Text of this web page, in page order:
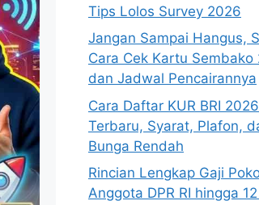
Tips Lolos Survey 2026
Jangan Sampai Hangus,
Cara Cek Kartu Sembako
dan Jadwal Pencairannya
Cara Daftar KUR BRI
Terbaru, Syarat, Plafon,
Bunga Rendah
Rincian Lengkap Gaji
Anggota DPR RI hingga